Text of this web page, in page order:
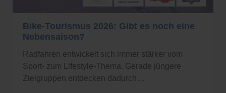
Bike-Tourismus 2026: Gibt es noch eine
Nebensaison?
Radfahren entwickelt sich immer stärker vom
Sport- zum Lifestyle-Thema. Gerade jüngere
Zielgruppen entdecken dadurch…